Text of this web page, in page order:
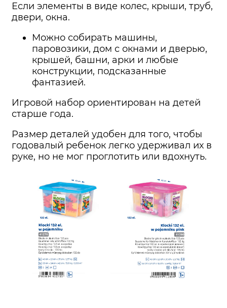
Если элементы в виде колес, крыши, труб,
двери, окна.
Можно собирать машины,
паровозики, дом с окнами и дверью,
крышей, башни, арки и любые
конструкции, подсказанные
фантазией.
Игровой набор ориентирован на детей
старше года.
Размер деталей удобен для того, чтобы
годовалый ребенок легко удерживал их в
руке, но не мог проглотить или вдохнуть.